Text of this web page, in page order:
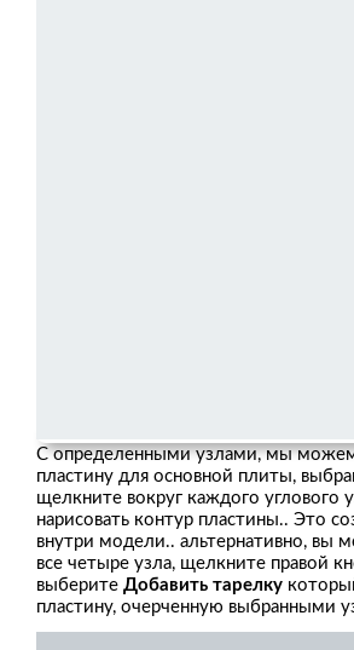
С определенными узлами, мы можем
пластину для основной плиты,
щелкните вокруг каждого углового
нарисовать контур пластины.. Это
внутри модели.. альтернативно, вы
все четыре узла, щелкните правой
выберите Добавить тарелку
пластину, очерченную выбранными